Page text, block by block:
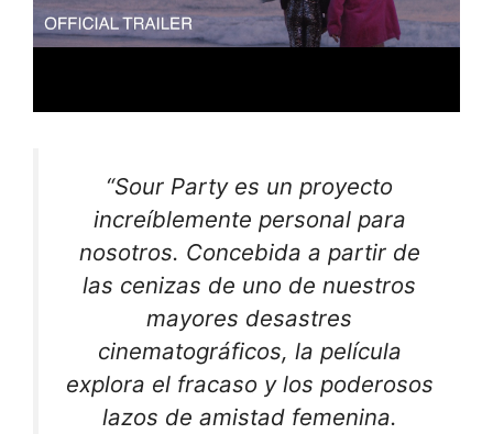
“Sour Party es un proyecto
increíblemente personal para
nosotros. Concebida a partir de
las cenizas de uno de nuestros
mayores desastres
cinematográficos, la película
explora el fracaso y los poderosos
lazos de amistad femenina.